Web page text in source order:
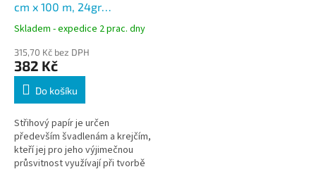
cm x 100 m, 24gr
průsvitný
Skladem - expedice 2 prac. dny
315,70 Kč bez DPH
382 Kč
Do košíku
Střihový papír je určen
především švadlenám a krejčím,
kteří jej pro jeho výjimečnou
průsvitnost využívají při tvorbě